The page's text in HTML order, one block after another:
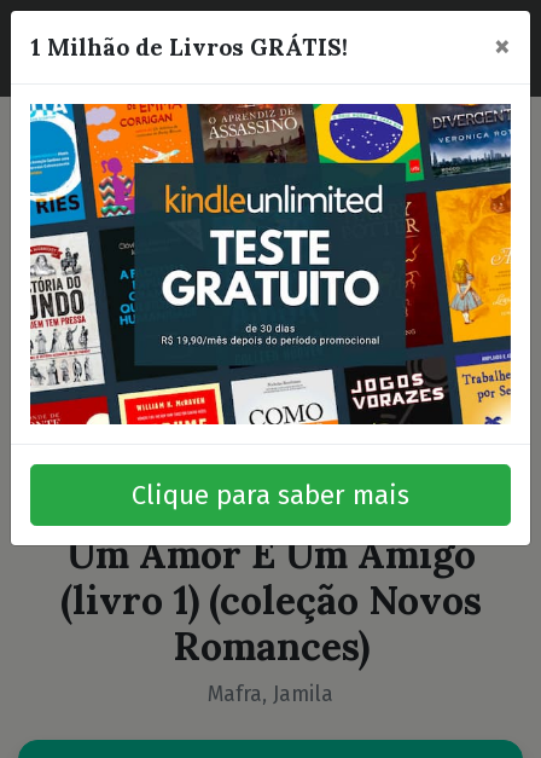
☰
Um Amor E Um Amigo
(livro 1) (coleção Novos
Romances)
Mafra, Jamila
1 Milhão de Livros GRÁTIS! ×
Clique para saber mais